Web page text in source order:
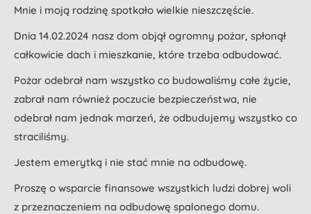
Mnie i moją rodzinę spotkało wielkie nieszczęście.
Dnia 14.02.2024 nasz dom objął ogromny pożar, spłonął
całkowicie dach i mieszkanie, które trzeba odbudować.
Pożar odebrał nam wszystko co budowaliśmy całe życie,
zabrał nam również poczucie bezpieczeństwa, nie
odebrał nam jednak marzeń, że odbudujemy wszystko co
straciliśmy.
Jestem emerytką i nie stać mnie na odbudowę.
Proszę o wsparcie finansowe wszystkich ludzi dobrej woli
z przeznaczeniem na odbudowę spalonego domu.